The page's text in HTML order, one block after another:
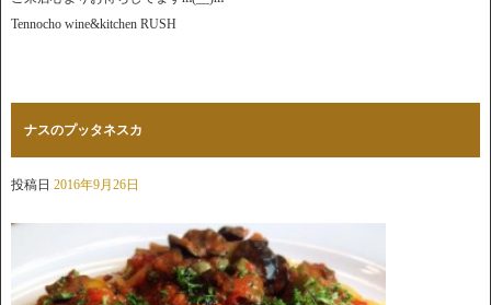
Tennocho wine&kitchen RUSH
ナスのプッタネスカ
投稿日 2016年9月26日